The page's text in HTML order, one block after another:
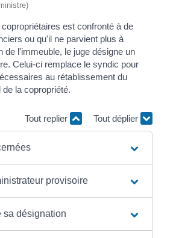
est confronté à de
ou qu'il ne parvient plus à
de l'immeuble, le juge désigne un
Celui-ci remplace le syndic pour
au rétablissement du
la copropriété.
Tout replier Tout déplier
provisoire
sa désignation